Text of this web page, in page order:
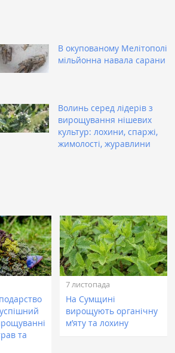
В окупованому Мелітополі
мільйонна навала сарани
Волинь серед лідерів з
вирощування нішевих
культур: лохини, спаржі,
жимолості, журавлини
та
7 листопада
На Сумщині
вирощують органічну
м’яту та лохину